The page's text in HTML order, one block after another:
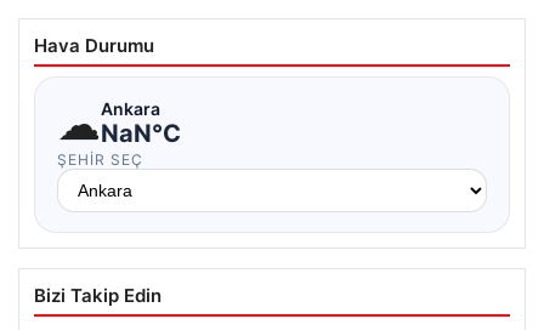
Hava Durumu
☁Ankara
NaN°C
ŞEHIR SEÇ
Bizi Takip Edin